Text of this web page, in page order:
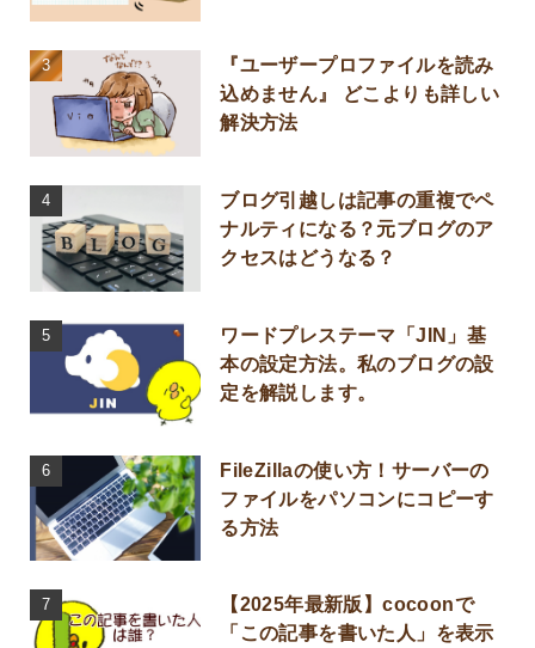
『ユーザープロファイルを読み
込めません』 どこよりも詳しい
解決方法
ブログ引越しは記事の重複でペ
ナルティになる？元ブログのア
クセスはどうなる？
ワードプレステーマ「JIN」基
本の設定方法。私のブログの設
定を解説します。
FileZillaの使い方！サーバーの
ファイルをパソコンにコピーす
る方法
【2025年最新版】cocoonで
「この記事を書いた人」を表示